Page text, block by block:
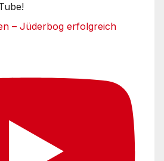
– Jüderbog erfolgreich